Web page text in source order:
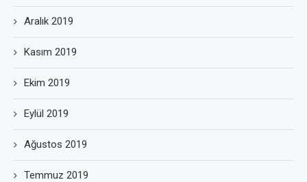
Aralık 2019
Kasım 2019
Ekim 2019
Eylül 2019
Ağustos 2019
Temmuz 2019